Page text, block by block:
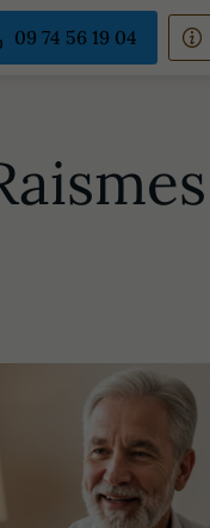
09 74 56 19 04